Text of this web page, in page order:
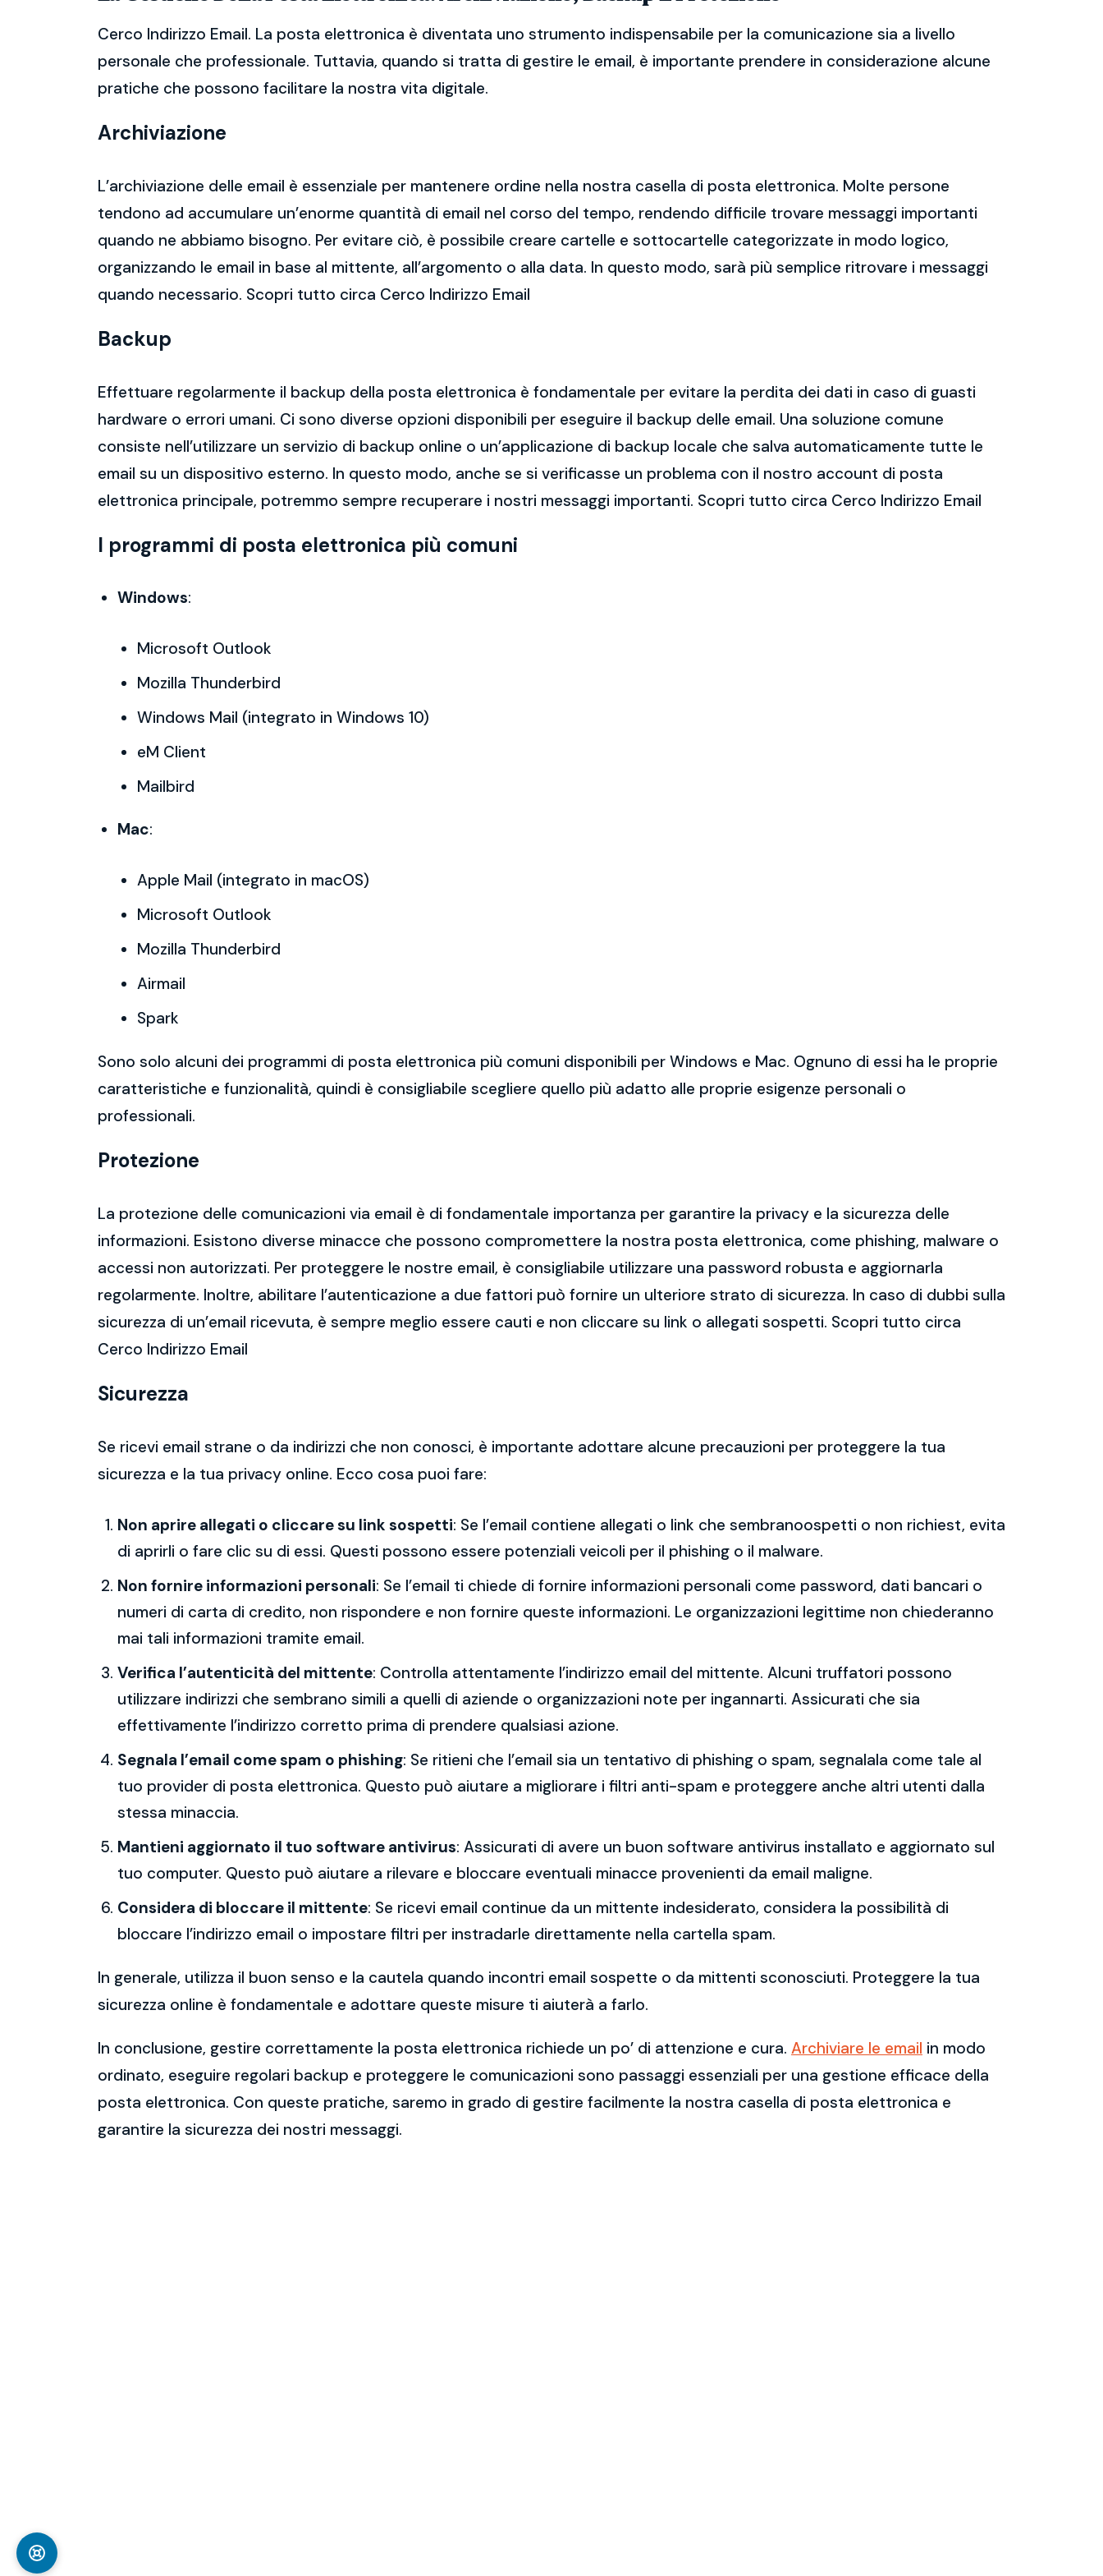
Cerco Indirizzo Email. La posta elettronica è diventata uno strumento indispensabile per la comunicazione sia a livello
personale che professionale. Tuttavia, quando si tratta di gestire le email, è importante prendere in considerazione alcune
pratiche che possono facilitare la nostra vita digitale.
Archiviazione
L’archiviazione delle email è essenziale per mantenere ordine nella nostra casella di posta elettronica. Molte persone
tendono ad accumulare un’enorme quantità di email nel corso del tempo, rendendo difficile trovare messaggi importanti
quando ne abbiamo bisogno. Per evitare ciò, è possibile creare cartelle e sottocartelle categorizzate in modo logico,
organizzando le email in base al mittente, all’argomento o alla data. In questo modo, sarà più semplice ritrovare i messaggi
quando necessario. Scopri tutto circa Cerco Indirizzo Email
Backup
Effettuare regolarmente il backup della posta elettronica è fondamentale per evitare la perdita dei dati in caso di guasti
hardware o errori umani. Ci sono diverse opzioni disponibili per eseguire il backup delle email. Una soluzione comune
consiste nell’utilizzare un servizio di backup online o un’applicazione di backup locale che salva automaticamente tutte le
email su un dispositivo esterno. In questo modo, anche se si verificasse un problema con il nostro account di posta
elettronica principale, potremmo sempre recuperare i nostri messaggi importanti. Scopri tutto circa Cerco Indirizzo Email
I programmi di posta elettronica più comuni
Windows:
Microsoft Outlook
Mozilla Thunderbird
Windows Mail (integrato in Windows 10)
eM Client
Mailbird
Mac:
Apple Mail (integrato in macOS)
Microsoft Outlook
Mozilla Thunderbird
Airmail
Spark
Sono solo alcuni dei programmi di posta elettronica più comuni disponibili per Windows e Mac. Ognuno di essi ha le proprie
caratteristiche e funzionalità, quindi è consigliabile scegliere quello più adatto alle proprie esigenze personali o
professionali.
Protezione
La protezione delle comunicazioni via email è di fondamentale importanza per garantire la privacy e la sicurezza delle
informazioni. Esistono diverse minacce che possono compromettere la nostra posta elettronica, come phishing, malware o
accessi non autorizzati. Per proteggere le nostre email, è consigliabile utilizzare una password robusta e aggiornarla
regolarmente. Inoltre, abilitare l’autenticazione a due fattori può fornire un ulteriore strato di sicurezza. In caso di dubbi sulla
sicurezza di un’email ricevuta, è sempre meglio essere cauti e non cliccare su link o allegati sospetti. Scopri tutto circa
Cerco Indirizzo Email
Sicurezza
Se ricevi email strane o da indirizzi che non conosci, è importante adottare alcune precauzioni per proteggere la tua
sicurezza e la tua privacy online. Ecco cosa puoi fare:
Non aprire allegati o cliccare su link sospetti: Se l’email contiene allegati o link che sembranoospetti o non richiest, evita
di aprirli o fare clic su di essi. Questi possono essere potenziali veicoli per il phishing o il malware.
Non fornire informazioni personali: Se l’email ti chiede di fornire informazioni personali come password, dati bancari o
numeri di carta di credito, non rispondere e non fornire queste informazioni. Le organizzazioni legittime non chiederanno
mai tali informazioni tramite email.
Verifica l’autenticità del mittente: Controlla attentamente l’indirizzo email del mittente. Alcuni truffatori possono
utilizzare indirizzi che sembrano simili a quelli di aziende o organizzazioni note per ingannarti. Assicurati che sia
effettivamente l’indirizzo corretto prima di prendere qualsiasi azione.
Segnala l’email come spam o phishing: Se ritieni che l’email sia un tentativo di phishing o spam, segnalala come tale al
tuo provider di posta elettronica. Questo può aiutare a migliorare i filtri anti-spam e proteggere anche altri utenti dalla
stessa minaccia.
Mantieni aggiornato il tuo software antivirus: Assicurati di avere un buon software antivirus installato e aggiornato sul
tuo computer. Questo può aiutare a rilevare e bloccare eventuali minacce provenienti da email maligne.
Considera di bloccare il mittente: Se ricevi email continue da un mittente indesiderato, considera la possibilità di
bloccare l’indirizzo email o impostare filtri per instradarle direttamente nella cartella spam.
In generale, utilizza il buon senso e la cautela quando incontri email sospette o da mittenti sconosciuti. Proteggere la tua
sicurezza online è fondamentale e adottare queste misure ti aiuterà a farlo.
In conclusione, gestire correttamente la posta elettronica richiede un po’ di attenzione e cura. Archiviare le email in modo
ordinato, eseguire regolari backup e proteggere le comunicazioni sono passaggi essenziali per una gestione efficace della
posta elettronica. Con queste pratiche, saremo in grado di gestire facilmente la nostra casella di posta elettronica e
garantire la sicurezza dei nostri messaggi.